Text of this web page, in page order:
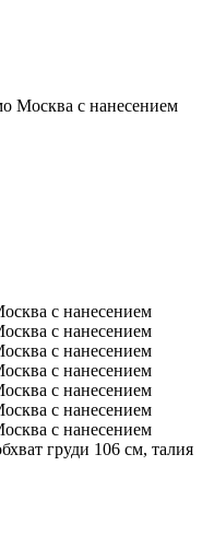
Москва с нанесением
груди 106 см, талия